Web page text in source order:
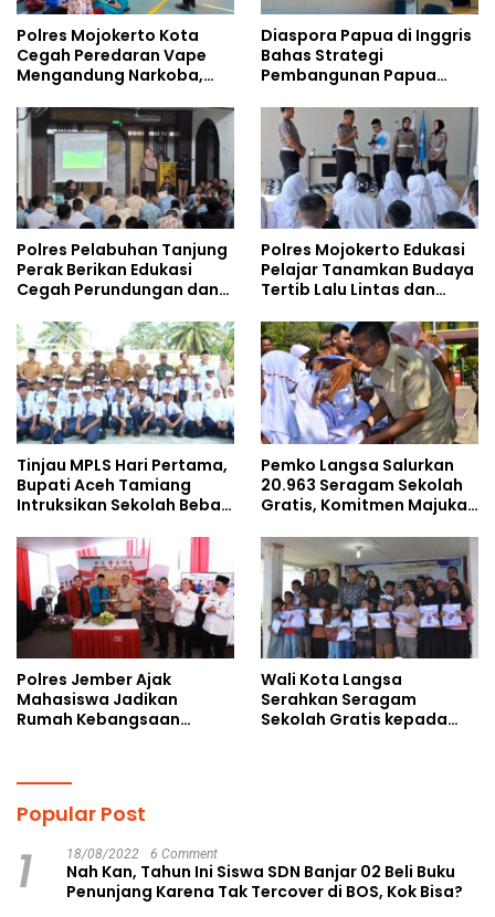
Polres Mojokerto Kota
Cegah Peredaran Vape
Mengandung Narkoba,
Kalangan Remaja
Diaspora Papua di Inggris
Bahas Strategi
Pembangunan Papua
Doktoral Internasional
Polres Pelabuhan Tanjung
Perak Berikan Edukasi
Cegah Perundungan dan
kepada Pelajar MPLS
Polres Mojokerto Edukasi
Pelajar Tanamkan Budaya
Tertib Lalu Lintas dan
Tinjau MPLS Hari Pertama,
Bupati Aceh Tamiang
Intruksikan Sekolah Bebas
Pemko Langsa Salurkan
20.963 Seragam Sekolah
Gratis, Komitmen Majukan
Polres Jember Ajak
Mahasiswa Jadikan
Rumah Kebangsaan
Wali Kota Langsa
Serahkan Seragam
Sekolah Gratis kepada
Popular Post
1 18/08/2022 6 Comment
Nah Kan, Tahun Ini Siswa SDN Banjar 02 Beli Buku
Penunjang Karena Tak Tercover di BOS, Kok Bisa?